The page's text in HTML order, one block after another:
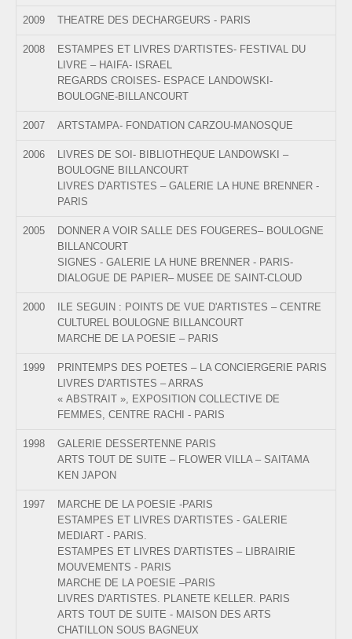
2009 THEATRE DES DECHARGEURS - PARIS
2008
ESTAMPES ET LIVRES D'ARTISTES- FESTIVAL DU
LIVRE – HAIFA- ISRAEL
REGARDS CROISES- ESPACE LANDOWSKI-
BOULOGNE-BILLANCOURT
2007 ARTSTAMPA- FONDATION CARZOU-MANOSQUE
2006
LIVRES DE SOI- BIBLIOTHEQUE LANDOWSKI –
BOULOGNE BILLANCOURT
LIVRES D'ARTISTES – GALERIE LA HUNE BRENNER -
PARIS
2005
DONNER A VOIR SALLE DES FOUGERES– BOULOGNE
BILLANCOURT
SIGNES - GALERIE LA HUNE BRENNER - PARIS-
DIALOGUE DE PAPIER– MUSEE DE SAINT-CLOUD
2000
ILE SEGUIN : POINTS DE VUE D'ARTISTES – CENTRE
CULTUREL BOULOGNE BILLANCOURT
MARCHE DE LA POESIE – PARIS
1999
PRINTEMPS DES POETES – LA CONCIERGERIE PARIS
LIVRES D'ARTISTES – ARRAS
« ABSTRAIT », EXPOSITION COLLECTIVE DE
FEMMES, CENTRE RACHI - PARIS
1998
GALERIE DESSERTENNE PARIS
ARTS TOUT DE SUITE – FLOWER VILLA – SAITAMA
KEN JAPON
1997
MARCHE DE LA POESIE -PARIS
ESTAMPES ET LIVRES D'ARTISTES - GALERIE
MEDIART - PARIS.
ESTAMPES ET LIVRES D'ARTISTES – LIBRAIRIE
MOUVEMENTS - PARIS
MARCHE DE LA POESIE –PARIS
LIVRES D'ARTISTES. PLANETE KELLER. PARIS
ARTS TOUT DE SUITE - MAISON DES ARTS
CHATILLON SOUS BAGNEUX